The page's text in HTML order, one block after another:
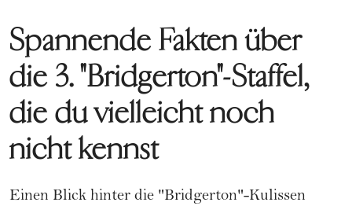
Spannende Fakten über
die 3. "Bridgerton"-Staffel,
die du vielleicht noch
nicht kennst
Einen Blick hinter die "Bridgerton"-Kulissen